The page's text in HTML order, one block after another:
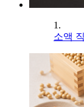
1.
소액